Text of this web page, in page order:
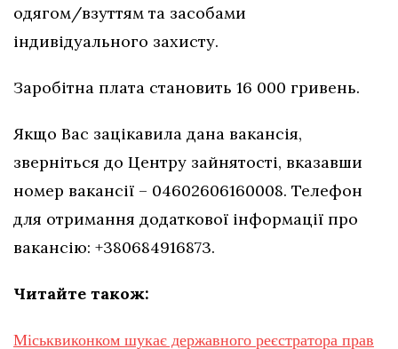
одягом/взуттям та засобами
індивідуального захисту.
Заробітна плата становить 16 000 гривень.
Якщо Вас зацікавила дана вакансія,
зверніться до Центру зайнятості, вказавши
номер вакансії – 04602606160008. Телефон
для отримання додаткової інформації про
вакансію: +380684916873.
Читайте також:
Міськвиконком шукає державного реєстратора прав